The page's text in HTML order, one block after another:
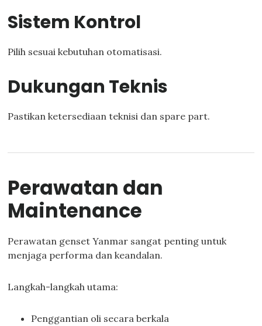
Sistem Kontrol
Pilih sesuai kebutuhan otomatisasi.
Dukungan Teknis
Pastikan ketersediaan teknisi dan spare part.
Perawatan dan
Maintenance
Perawatan genset Yanmar sangat penting untuk
menjaga performa dan keandalan.
Langkah-langkah utama:
Penggantian oli secara berkala